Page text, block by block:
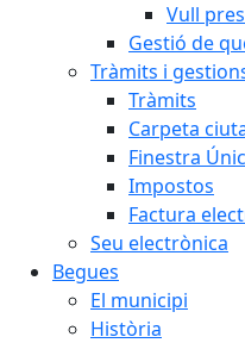
Vull
Gestió de
Tràmits i
Tràmits
Carpeta
Finestra
Impostos
Factura
Seu electrònica
Begues
El municipi
Història